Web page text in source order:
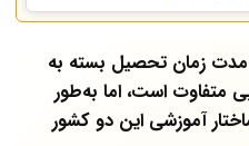
مدت زمان تحصیل بسته به
متفاوت است، اما به‌طور
آموزشی این دو کشور